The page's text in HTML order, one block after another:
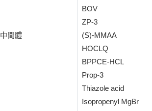
中間體
BOV
ZP-3
(S)-MMAA
HOCLQ
BPPCE-HCL
Prop-3
Thiazole acid
Isopropenyl MgBr